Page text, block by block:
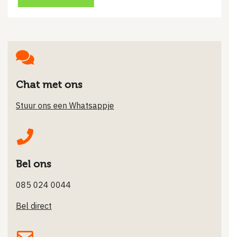
Chat met ons
Stuur ons een Whatsappje
Bel ons
085 024 0044
Bel direct